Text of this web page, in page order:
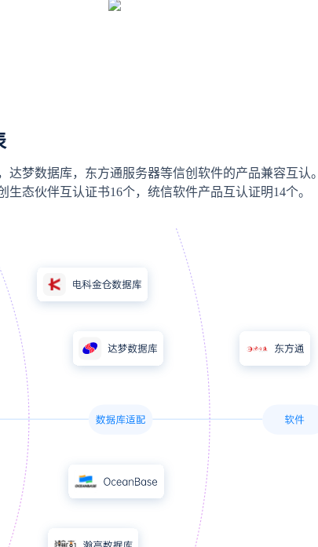
梦数据库，东方通服务器等信创软件的产品兼容互认。
态伙伴互认证书16个，统信软件产品互认证明14个。